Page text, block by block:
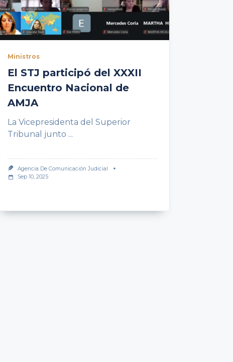
Ministros
El STJ participó del XXXII
Encuentro Nacional de
AMJA
La Vicepresidenta del Superior
Tribunal junto ...
Agencia De Comunicación Judicial
Sep 10, 2025